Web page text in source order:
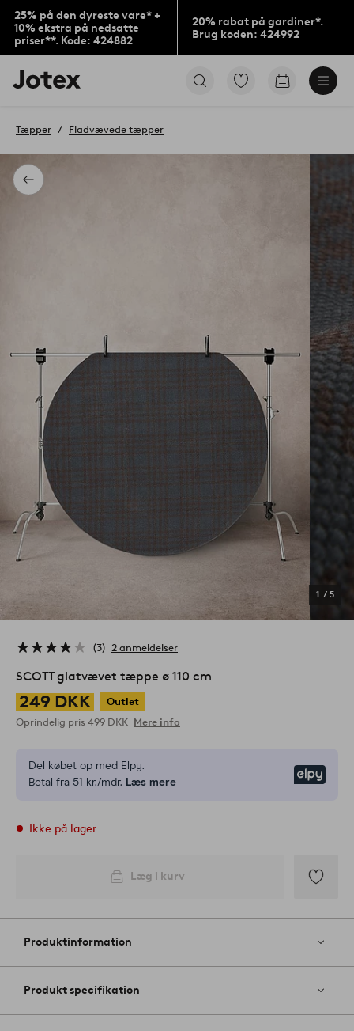
25% på den dyreste vare* +
10% ekstra på nedsatte
priser**. Kode: 424882
20% rabat på gardiner*.
Brug koden: 424992
Jotex
logo
til
Gå
Gå
Tilbage
Tæpper Fladvævede tæpper
1 / 5
3 2 anmeldelser
SCOTT glatvævet tæppe ø 110 cm
249 DKK
Outlet
Oprindelig pris 499 DKK Mere info
Del købet op med Elpy.
Betal fra 51 kr./mdr. Læs mere
Ikke på lager
Læg i kurv
til
Produktinformation
Produkt specifikation